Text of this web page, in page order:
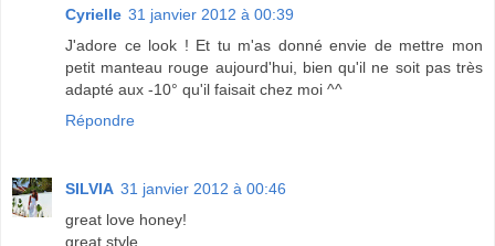
Cyrielle 31 janvier 2012 à 00:39
J'adore ce look ! Et tu m'as donné envie de mettre mon
petit manteau rouge aujourd'hui, bien qu'il ne soit pas très
adapté aux -10° qu'il faisait chez moi ^^
Répondre
SILVIA 31 janvier 2012 à 00:46
great love honey!
great style